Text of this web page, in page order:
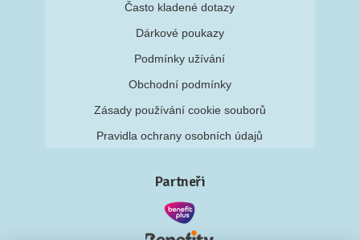
Často kladené dotazy
Dárkové poukazy
Podmínky užívání
Obchodní podmínky
Zásady používání cookie souborů
Pravidla ochrany osobních údajů
Partneři